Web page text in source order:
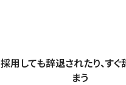
採用しても辞退されたり、す
まう